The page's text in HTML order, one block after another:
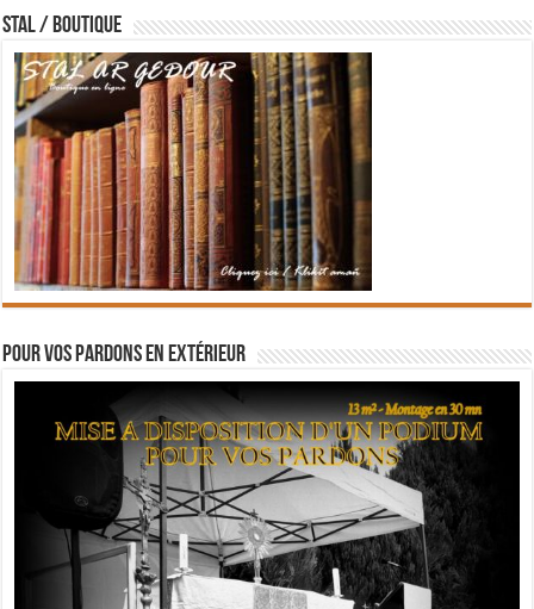
STAL / BOUTIQUE
Pour vos pardons en extérieur